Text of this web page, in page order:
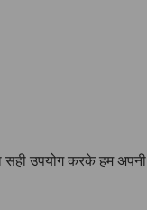
उपयोग करके हम